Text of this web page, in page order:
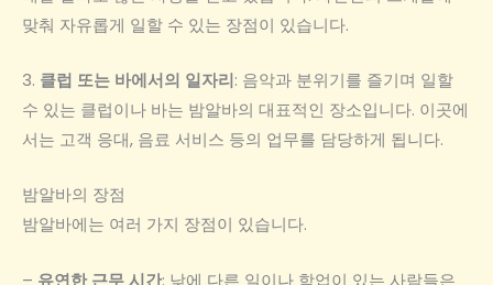
맞춰 자유롭게 일할 수 있는 장점이 있습니다.
3. 클럽 또는 바에서의 일자리: 음악과 분위기를 즐기며 일할
수 있는 클럽이나 바는 밤알바의 대표적인 장소입니다. 이곳에
서는 고객 응대, 음료 서비스 등의 업무를 담당하게 됩니다.
밤알바의 장점
밤알바에는 여러 가지 장점이 있습니다.
– 유연한 근무 시간: 낮에 다른 일이나 학업이 있는 사람들은